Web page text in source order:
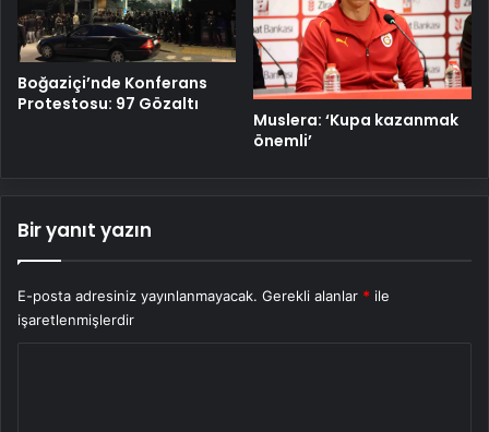
Boğaziçi’nde Konferans
Protestosu: 97 Gözaltı
Muslera: ‘Kupa kazanmak
önemli’
Bir yanıt yazın
E-posta adresiniz yayınlanmayacak. Gerekli alanlar * ile
işaretlenmişlerdir